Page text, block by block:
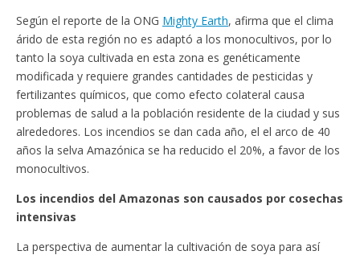
Según el reporte de la ONG Mighty Earth, afirma que el clima
árido de esta región no es adaptó a los monocultivos, por lo
tanto la soya cultivada en esta zona es genéticamente
modificada y requiere grandes cantidades de pesticidas y
fertilizantes químicos, que como efecto colateral causa
problemas de salud a la población residente de la ciudad y sus
alrededores. Los incendios se dan cada año, el el arco de 40
años la selva Amazónica se ha reducido el 20%, a favor de los
monocultivos.
Los incendios del Amazonas son causados por cosechas
intensivas
La perspectiva de aumentar la cultivación de soya para así